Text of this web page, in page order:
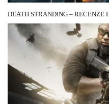
DEATH STRANDING – RECENZE
5 SRPNA, 2020